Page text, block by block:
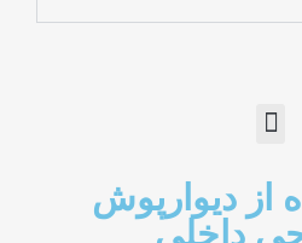
از دیوارپوش
داخلی